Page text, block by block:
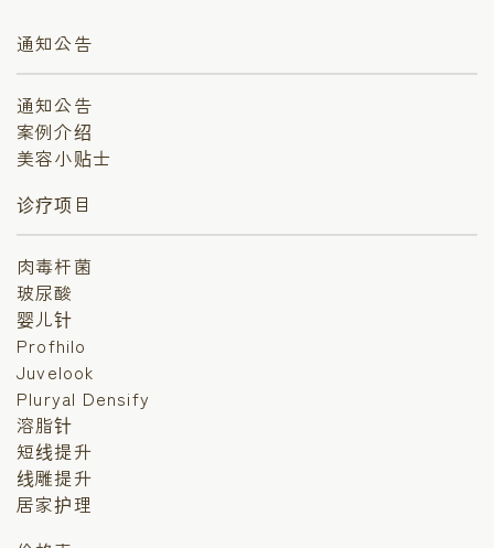
通知公告
通知公告
案例介绍
美容小贴士
诊疗项目
肉毒杆菌
玻尿酸
婴儿针
Profhilo
Juvelook
Pluryal Densify
溶脂针
短线提升
线雕提升
居家护理